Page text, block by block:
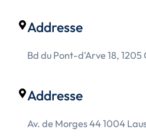
Addresse
Bd du Pont-d'Arve 18,
Addresse
Av. de Morges 44 1004